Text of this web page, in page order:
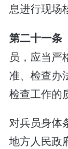
息进行现场
第二十一条
员，应当严
准、检查办
检查工作的
对兵员身体
地方人民政